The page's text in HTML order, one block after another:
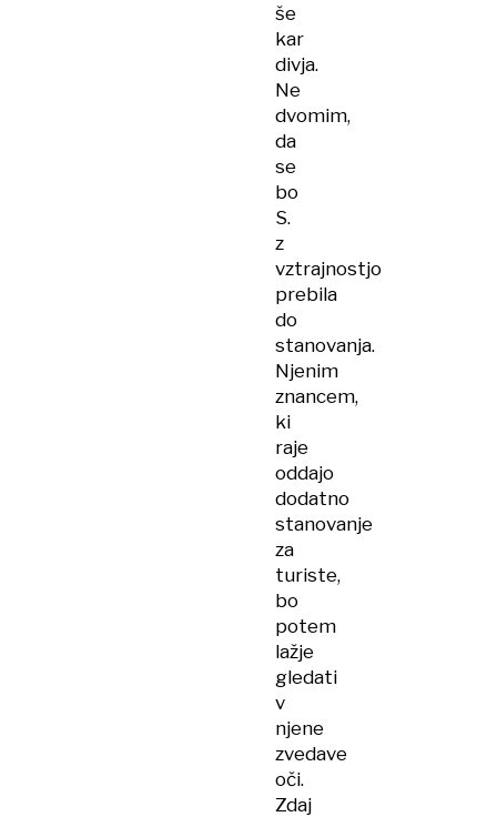
še
kar
divja.
Ne
dvomim,
da
se
bo
S.
z
vztrajnostjo
prebila
do
stanovanja.
Njenim
znancem,
ki
raje
oddajo
dodatno
stanovanje
za
turiste,
bo
potem
lažje
gledati
v
njene
zvedave
oči.
Zdaj